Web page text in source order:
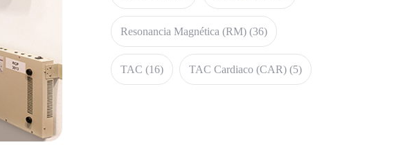
Resonancia Magnética (RM) (36)
TAC (16) TAC Cardiaco (CAR) (5)